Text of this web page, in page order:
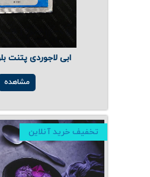
ابی لاجوردی پتنت
مشاهده
تخفیف خرید آنلاین